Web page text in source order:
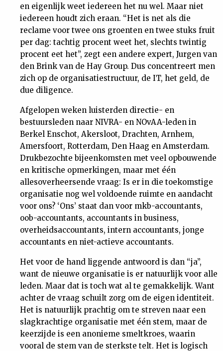
Dossiers
Nieuwsbrief
Contact
en eigenlijk weet iedereen het nu wel. Maar niet
iedereen houdt zich eraan. “Het is net als die
reclame voor twee ons groenten en twee stuks fruit
per dag: tachtig procent weet het, slechts twintig
procent eet het”, zegt een andere expert, Jurgen van
den Brink van de Hay Group. Dus concentreert men
zich op de organisatiestructuur, de IT, het geld, de
due diligence.
Afgelopen weken luisterden directie- en
bestuursleden naar NIVRA- en NOvAA-leden in
Berkel Enschot, Akersloot, Drachten, Arnhem,
Amersfoort, Rotterdam, Den Haag en Amsterdam.
Drukbezochte bijeenkomsten met veel opbouwende
en kritische opmerkingen, maar met één
allesoverheersende vraag: Is er in die toekomstige
organisatie nog wel voldoende ruimte en aandacht
voor ons? ‘Ons’ staat dan voor mkb-accountants,
oob-accountants, accountants in business,
overheidsaccountants, intern accountants, jonge
accountants en niet-actieve accountants.
Het voor de hand liggende antwoord is dan “ja”,
want de nieuwe organisatie is er natuurlijk voor alle
leden. Maar dat is toch wat al te gemakkelijk. Want
achter de vraag schuilt zorg om de eigen identiteit.
Het is natuurlijk prachtig om te streven naar een
slagkrachtige organisatie met één stem, maar de
keerzijde is een anonieme smeltkroes, waarin
vooral de stem van de sterkste telt. Het is logisch